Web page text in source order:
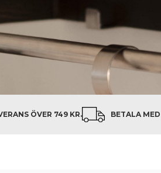
ÖVER 749 KR. BETALA